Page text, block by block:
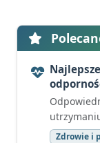
Zdrowie i